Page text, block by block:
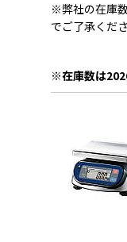
※弊社の在庫
でご了承くださ
※在庫数は